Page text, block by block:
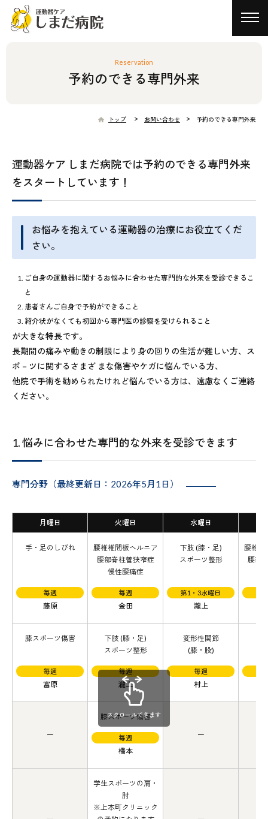
Reservation
予約のできる専門外来
トップ > お問い合わせ > 予約のできる専門外来
運動器ケア しまだ病院では予約のできる専門外来
をスタートしています！
お悩みを抱えている運動器の治療にお役立てくだ
さい。
ご自身の運動器に関するお悩みに合わせた専門的な外来を受診できるこ
と
患者さんご自身で予約ができること
紹介状がなくても初回から専門医の診察を受けられること
が大きな特長です。
長期間の痛みや動きの制限により身の回りの生活が難しい方、ス
ポ－ツに関するさまざ まな傷害やケガに悩んでいる方、
他院で手術を勧められたけれど悩んでいる方は、遠慮なくご連絡
ください。
1. 悩みに合わせた専門的な外来を受診できます
専門分野（最終更新日：2026年5月1日）
月曜日 火曜日 水曜日
手・足のしびれ
毎週
藤原
腰椎椎間板ヘルニア
腰部脊柱管狭窄症
慢性腰痛症
毎週
金田
下肢 (膝・足)
スポーツ整形
第1・3水曜日
瀧上
腰椎椎
腰部
膝スポーツ傷害
毎週
富原
下肢 (膝・足)
スポーツ整形
毎週
瀧上
変形性関節
(膝・股)
毎週
村上
膝スポーツ傷害
毎週
橋本
学生スポーツの肩・
肘
※上本町クリニック
スクロールできます